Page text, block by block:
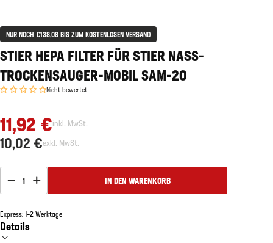
NUR NOCH €138,08 BIS ZUM KOSTENLOSEN VERSAND
STIER HEPA FILTER FÜR STIER NASS-
TROCKENSAUGER-MOBIL SAM-20
Nicht bewertet
11,92 €inkl. MwSt.
10,02 €exkl. MwSt.
1 IN DEN WARENKORB
Express: 1–2 Werktage
Details